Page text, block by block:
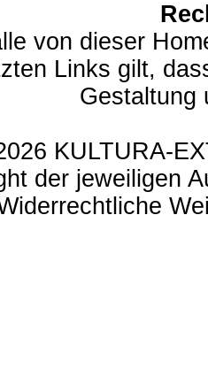
von dieser
Links gilt,
Gestaltung
KULTURA-
der jeweiligen